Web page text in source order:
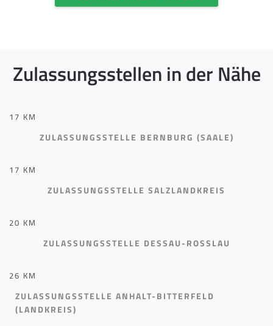
Zulassungsstellen in der Nähe
17 KM
ZULASSUNGSSTELLE BERNBURG (SAALE)
17 KM
ZULASSUNGSSTELLE SALZLANDKREIS
20 KM
ZULASSUNGSSTELLE DESSAU-ROSSLAU
26 KM
ZULASSUNGSSTELLE ANHALT-BITTERFELD
(LANDKREIS)